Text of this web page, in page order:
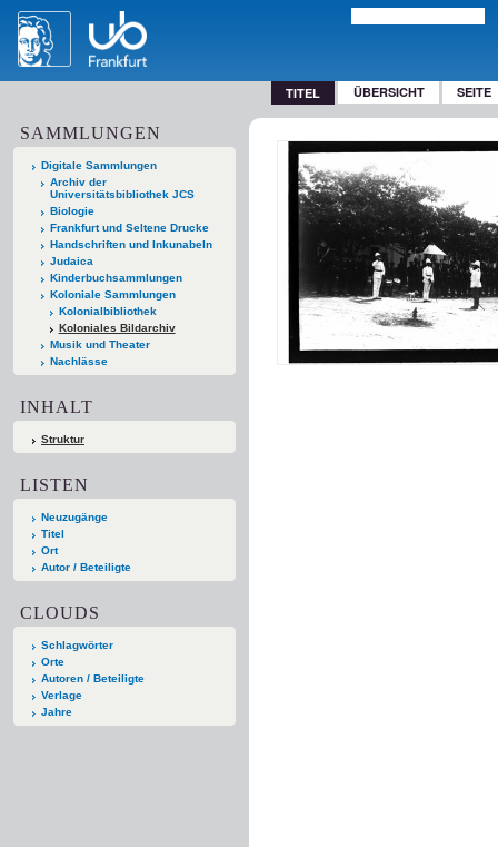
TITEL ÜBERSICHT SEITE
SAMMLUNGEN
Digitale Sammlungen
Archiv der
Universitätsbibliothek JCS
Biologie
Frankfurt und Seltene Drucke
Handschriften und Inkunabeln
Judaica
Kinderbuchsammlungen
Koloniale Sammlungen
Kolonialbibliothek
Koloniales Bildarchiv
Musik und Theater
Nachlässe
INHALT
Struktur
LISTEN
Neuzugänge
Titel
Ort
Autor / Beteiligte
CLOUDS
Schlagwörter
Orte
Autoren / Beteiligte
Verlage
Jahre